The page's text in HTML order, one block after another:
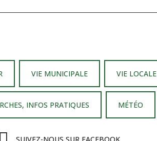
VIE MUNICIPALE VIE LOCALE
INFOS PRATIQUES MÉTÉO